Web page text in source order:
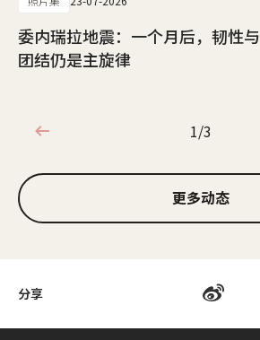
分享
委内瑞拉地震：一个月后，韧性与
团结仍是主旋律
1/3
1/3
更多动态